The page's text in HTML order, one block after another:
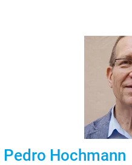
Pedro Hochmann